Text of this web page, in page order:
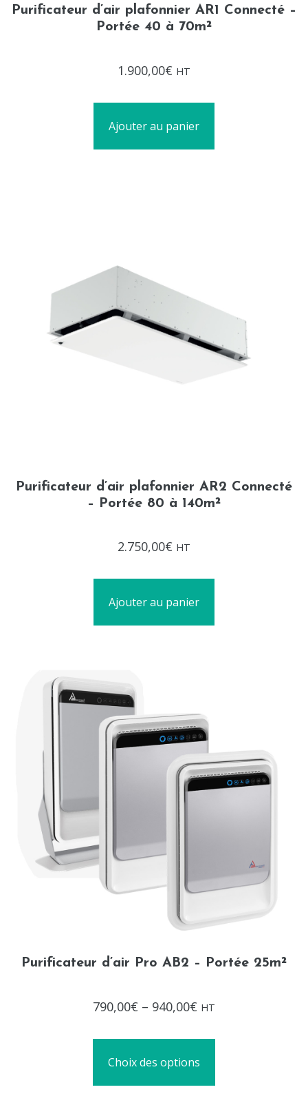
Purificateur d’air plafonnier AR1 Connecté –
Portée 40 à 70m²
0
sur
1.900,00€ HT
Ajouter au panier
Purificateur d’air plafonnier AR2 Connecté
– Portée 80 à 140m²
0
2.750,00€ HT
Ajouter au panier
Purificateur d’air Pro AB2 – Portée 25m²
0
sur
790,00€ – 940,00€ HT
Choix des options